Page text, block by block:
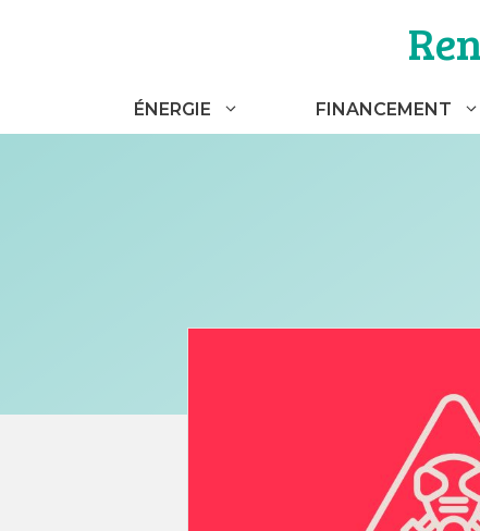
ÉNERGIE FINANCEMENT